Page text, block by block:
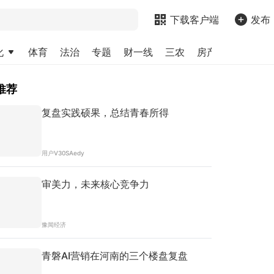
下载客户端 发布
体育 法治 专题 财一线 三农 房产
荐
复盘实践硕果，总结青春所得
用户V30SAedy
审美力，未来核心竞争力
豫闻经济
青磐AI营销在河南的三个楼盘复盘